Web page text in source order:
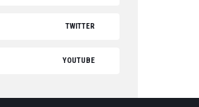
TWITTER
YOUTUBE